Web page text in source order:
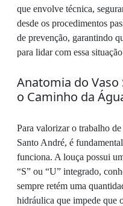
que envolve técnica,
desde os procedimentos
de prevenção, garantindo
para lidar com essa
Anatomia do
o Caminho da
Para valorizar o trabalho
Santo André, é
funciona. A louça possui
“S” ou “U” integrado,
sempre retém uma
hidráulica que impede que